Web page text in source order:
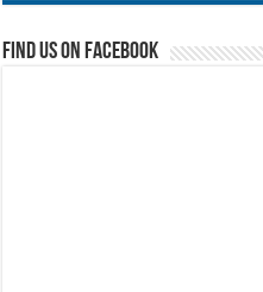
Find us on Facebook